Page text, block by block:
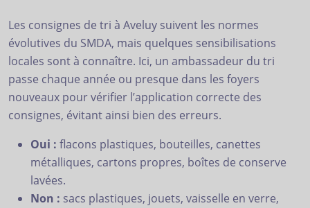
Les consignes de tri à Aveluy suivent les normes
évolutives du SMDA, mais quelques sensibilisations
locales sont à connaître. Ici, un ambassadeur du tri
passe chaque année ou presque dans les foyers
nouveaux pour vérifier l’application correcte des
consignes, évitant ainsi bien des erreurs.
Oui : flacons plastiques, bouteilles, canettes
métalliques, cartons propres, boîtes de conserve
lavées.
Non : sacs plastiques, jouets, vaisselle en verre,